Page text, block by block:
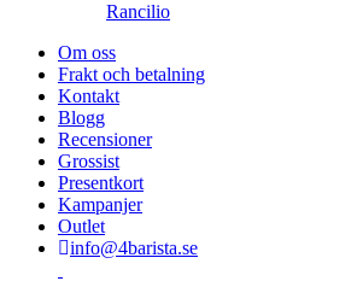
Rancilio
Om oss
Frakt och betalning
Kontakt
Blogg
Recensioner
Grossist
Presentkort
Kampanjer
Outlet
info@4barista.se